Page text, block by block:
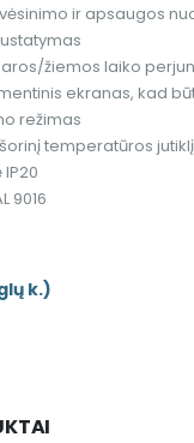
ir apsaugos
žiemos laiko
ekranas, kad
režimas
temperatūros jutiklį
9016
k.)